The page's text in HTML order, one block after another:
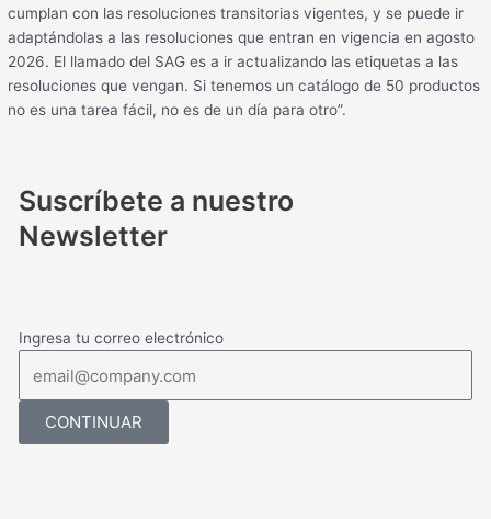
cumplan con las resoluciones transitorias vigentes, y se puede ir
adaptándolas a las resoluciones que entran en vigencia en agosto
2026. El llamado del SAG es a ir actualizando las etiquetas a las
resoluciones que vengan. Si tenemos un catálogo de 50 productos
no es una tarea fácil, no es de un día para otro”.
Suscríbete a nuestro
Newsletter
Ingresa tu correo electrónico
CONTINUAR